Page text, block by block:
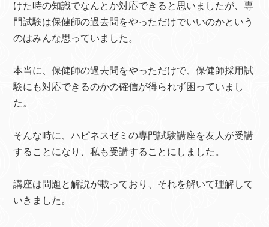
けた時の知識でなんとか対応できると思いましたが、専
門試験は保健師の過去問をやっただけでいいのかという
のはみんな思っていました。
本当に、保健師の過去問をやっただけで、保健師採用試
験にも対応できるのかの確信が得られず困っていまし
た。
そんな時に、ハピネスゼミの専門試験講座を友人が受講
することになり、私も受講することにしました。
講座は問題と解説が載っており、それを解いて理解して
いきました。